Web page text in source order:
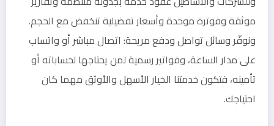
موثقة وفوترة موحدة وأسعار تفضيلية تنخفض مع الحجم.
ونوفّر وسائل تواصل ودفع مريحة: اتصال مباشر أو واتساب
على مدار الساعة، وفواتير رسمية لمن يحتاجها لحساباته أو
تأمينه، فتكون خدمتنا الخيار الأسهل والأوثق مهما كان
احتياجك.